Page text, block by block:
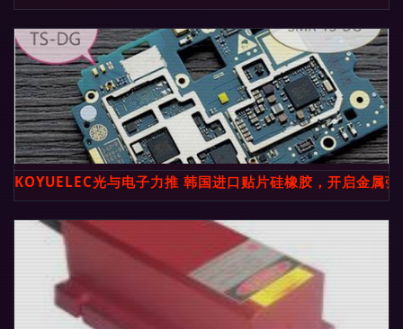
KOYUELEC光与电子力推 韩国进口贴片硅橡胶，开启金属